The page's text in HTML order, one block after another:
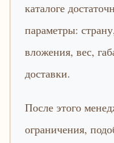
каталоге
параметры:
вложения, вес,
доставки.
После этого
ограничения,